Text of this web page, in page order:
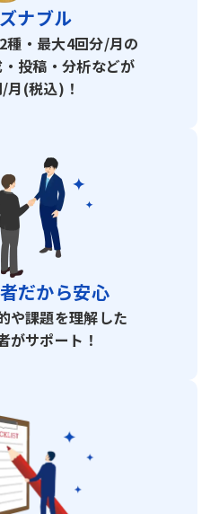
ナブル
種・最大4回分/月の
投稿・分析などが
月(税込)！
だから安心
や課題を理解した
がサポート！